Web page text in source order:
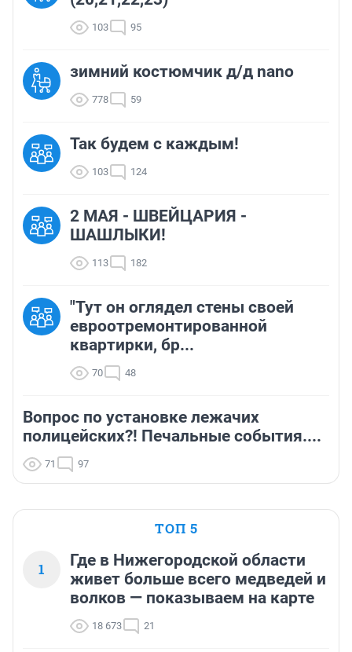
103 95
зимний костюмчик д/д nano
778 59
Так будем с каждым!
103 124
2 МАЯ - ШВЕЙЦАРИЯ -
ШАШЛЫКИ!
113 182
"Тут он оглядел стены своей
евроотремонтированной
квартирки, бр...
70 48
Вопрос по установке лежачих
полицейских?! Печальные события....
71 97
ТОП 5
1
Где в Нижегородской области
живет больше всего медведей и
волков — показываем на карте
18 673 21